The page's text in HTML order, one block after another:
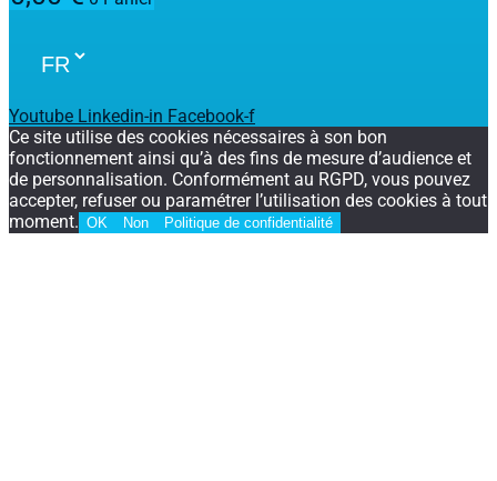
Youtube Linkedin-in Facebook-f
Ce site utilise des cookies nécessaires à son bon
fonctionnement ainsi qu’à des fins de mesure d’audience et
de personnalisation. Conformément au RGPD, vous pouvez
accepter, refuser ou paramétrer l’utilisation des cookies à tout
moment. OK Non Politique de confidentialité